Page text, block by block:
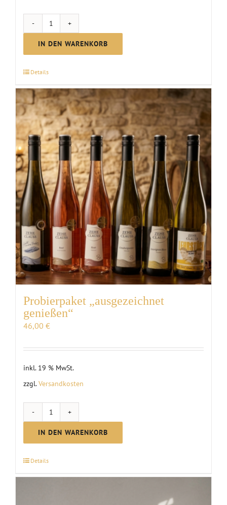
Grillpaket
Menge
IN DEN WARENKORB
Details
Probierpaket „ausgezeichnet
genießen“
46,00 €
inkl. 19 % MwSt.
zzgl.Versandkosten
Probierpaket
"ausgezeichnet
genießen"
IN DEN WARENKORB
Details